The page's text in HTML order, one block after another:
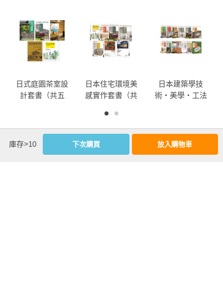
日式庭園茶室設
計套書（共五
＋明治初期日本
住屋文化＋日式
竹圍籬＋日式自
日本住宅環境美
感實作套書（共
然風庭園＋照明
+住宅植栽+日本
式建築改造法+圖
解家具設計+照明
日本建築學技
術‧美學‧工法
結構+建築入門
+綠建材+日式建
優惠活動快訊
庫存>10 下次購買 放入購物車